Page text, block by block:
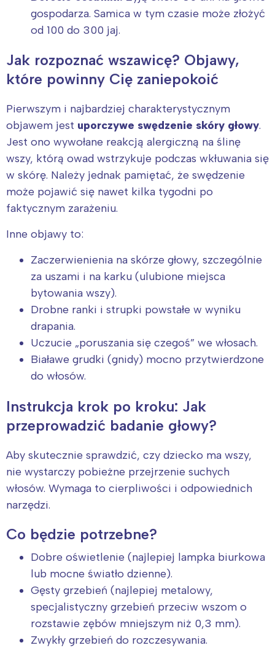
gospodarza. Samica w tym czasie może złożyć
od 100 do 300 jaj.
Jak rozpoznać wszawicę? Objawy,
które powinny Cię zaniepokoić
Pierwszym i najbardziej charakterystycznym
objawem jest uporczywe swędzenie skóry głowy.
Jest ono wywołane reakcją alergiczną na ślinę
wszy, którą owad wstrzykuje podczas wkłuwania się
w skórę. Należy jednak pamiętać, że swędzenie
może pojawić się nawet kilka tygodni po
faktycznym zarażeniu.
Inne objawy to:
Zaczerwienienia na skórze głowy, szczególnie
za uszami i na karku (ulubione miejsca
bytowania wszy).
Drobne ranki i strupki powstałe w wyniku
drapania.
Uczucie „poruszania się czegoś” we włosach.
Białawe grudki (gnidy) mocno przytwierdzone
do włosów.
Instrukcja krok po kroku: Jak
przeprowadzić badanie głowy?
Aby skutecznie sprawdzić, czy dziecko ma wszy,
nie wystarczy pobieżne przejrzenie suchych
włosów. Wymaga to cierpliwości i odpowiednich
narzędzi.
Co będzie potrzebne?
Dobre oświetlenie (najlepiej lampka biurkowa
lub mocne światło dzienne).
Gęsty grzebień (najlepiej metalowy,
specjalistyczny grzebień przeciw wszom o
rozstawie zębów mniejszym niż 0,3 mm).
Zwykły grzebień do rozczesywania.